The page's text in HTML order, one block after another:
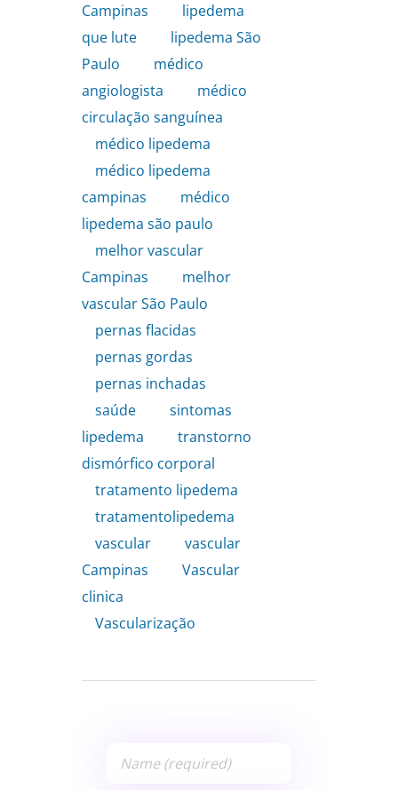
Campinas
lipedema
que lute
lipedema São
Paulo
médico
angiologista
médico
circulação sanguínea
médico lipedema
médico lipedema
campinas
médico
lipedema são paulo
melhor vascular
Campinas
melhor
vascular São Paulo
pernas flacidas
pernas gordas
pernas inchadas
saúde
sintomas
lipedema
transtorno
dismórfico corporal
tratamento lipedema
tratamentolipedema
vascular
vascular
Campinas
Vascular
clinica
Vascularização